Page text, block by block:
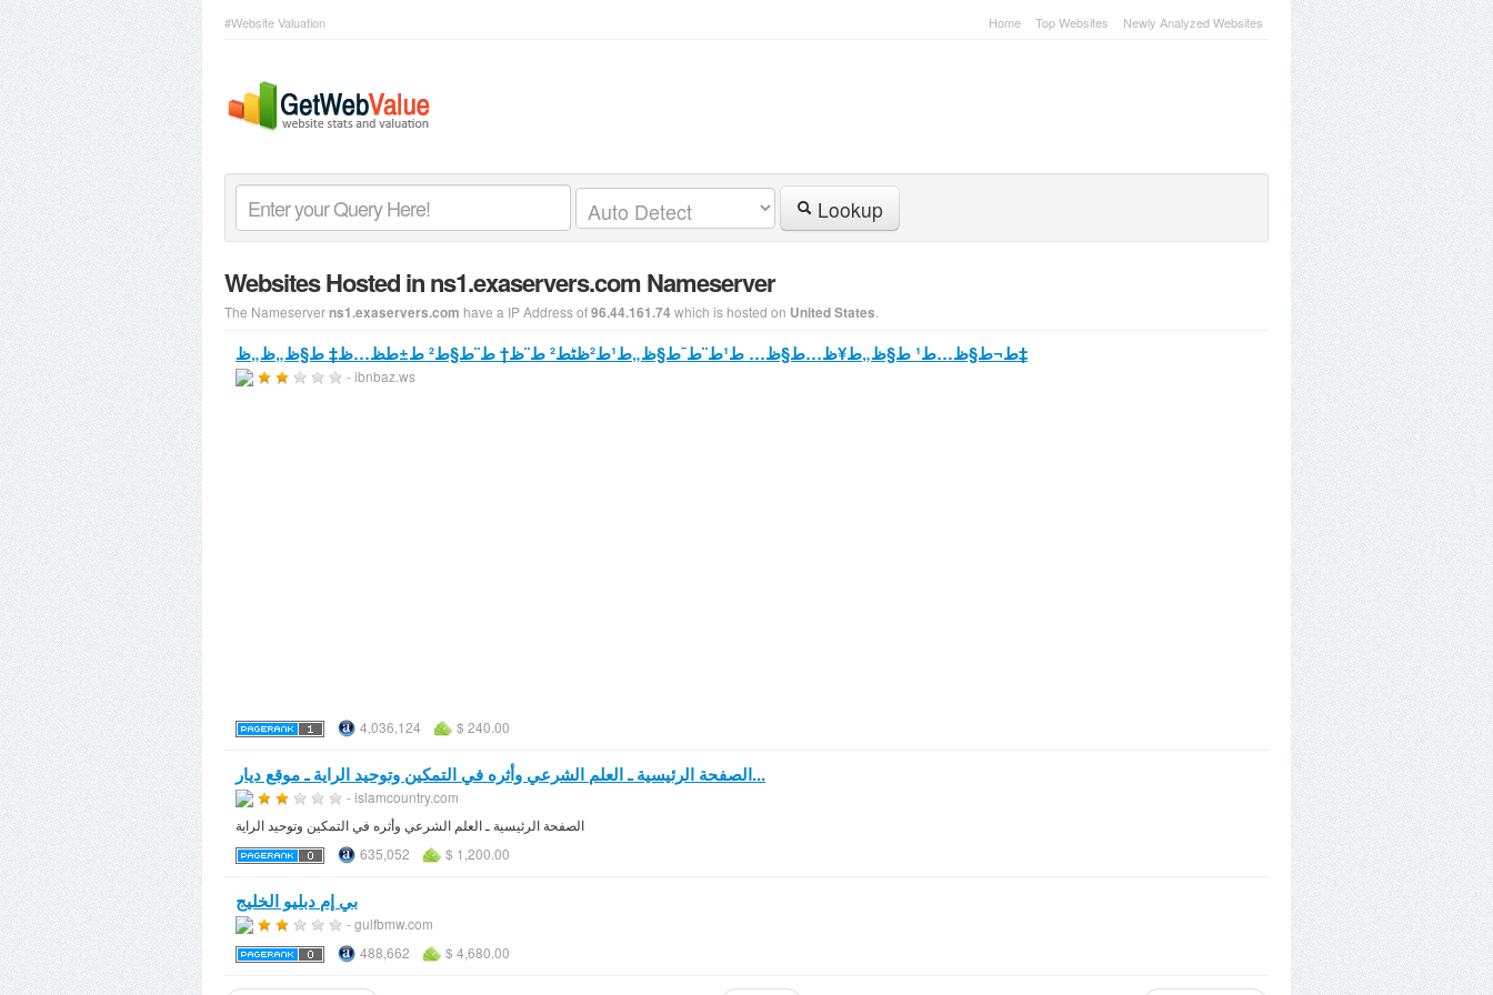
#Website Valuation Home Top Websites Newly Analyzed Websites
Lookup
Websites Hosted in ns1.exaservers.com Nameserver
The Nameserverns1.exaservers.com have a IP Address of96.44.161.74 which is hosted on United States
ط¬ط§ظ…ط¹ ط§ظ„ط¥ظ…ط§ظ… ط¹ط¨ط¯ط§ظ„ط¹ط²ظٹط² ط¨ظ† ط¨ط§ط² ط±ط­ظ…ظ‡ ط§ظ„ظ„ظ‡
- ibnbaz.ws
4,036,124 $ 240.00
الصفحة الرئيسية ـ العلم الشرعي وأثره في التمكين وتوحيد الراية ـ موقع ديار...
- islamcountry.com
الصفحة الرئيسية ـ العلم الشرعي وأثره في التمكين وتوحيد الراية
635,052
$ 1,200.00
بي إم دبليو الخليج
- gulfbmw.com
488,662
$ 4,680.00